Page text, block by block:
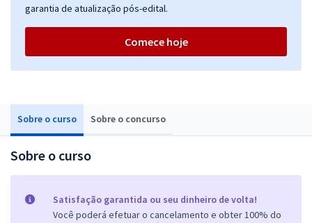
Sobre o curso Sobre o concurso
Sobre o curso
Satisfação garantida ou seu dinheiro de volta!
Você poderá efetuar o cancelamento e obter 100% do
garantia de atualização pós-edital.
Comece hoje